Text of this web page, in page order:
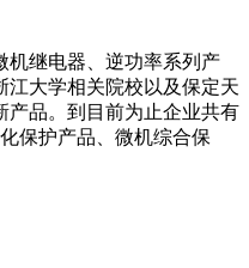
机继电器、逆功率系列产
大学相关院校以及保定天
产品。到目前为止企业共有
保护产品、微机综合保